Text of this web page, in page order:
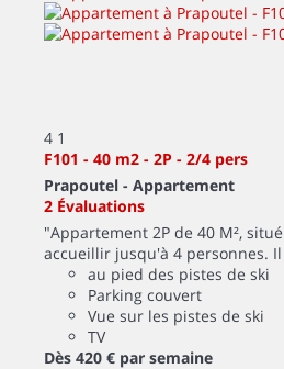
4 1
F101 - 40 m2 - 2P - 2/4 pers
Prapoutel - Appartement
2 Évaluations
"Appartement 2P de 40 M²,
accueillir jusqu'à 4 personnes.
au pied des pistes de ski
Parking couvert
Vue sur les pistes de ski
TV
Dès 420 € par semaine